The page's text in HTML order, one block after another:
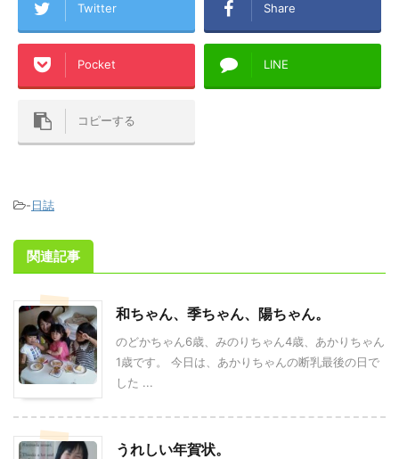
Twitter Share
Pocket LINE
コピーする
-日誌
関連記事
和ちゃん、季ちゃん、陽ちゃん。
のどかちゃん6歳、みのりちゃん4歳、あかりちゃん
1歳です。 今日は、あかりちゃんの断乳最後の日で
した ...
うれしい年賀状。